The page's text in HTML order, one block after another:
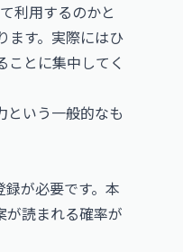
利用するのかと
ます。実際にはひ
とに集中してく
という一般的なも
が必要です。本
が読まれる確率が